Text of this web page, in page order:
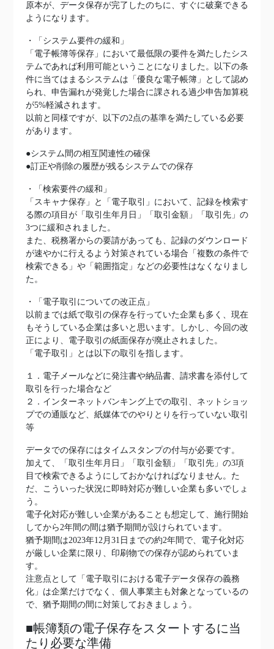
原本が、データ保存が完了したのちに、すぐに破棄できる
ようになります。
・「システム要件の緩和」
「電子帳簿等保存」において最低限の要件を満たしたシス
テムであれば利用可能ということになりました。以下の条
件に当てはまるシステムは「優良な電子帳簿」として認め
られ、申告漏れが発覚した場合に課される過少申告加算税
が5%軽減されます。
以前と同様ですが、以下の2点の基準を満たしている必要
があります。
●システム間の相互関連性の確保
●訂正や削除の履歴が残るシステムでの保存
・「検索要件の緩和」
「スキャナ保存」と「電子取引」において、記録を検索す
る際の項目が「取引生年月日」「取引金額」「取引先」の
3つに緩和されました。
また、税務署からの要請があっても、記録のダウンロード
が速やかに行えるよう対策されている場合「複数の条件で
検索できる」や「範囲指定」などの必要性はなくなりまし
た。
・「電子取引についての改正点」
以前までは紙で取引の保存を行っていた企業も多く、現在
もそうしている企業は多いと思います。しかし、今回の改
正により、電子取引の紙面保存が廃止されました。
「電子取引」とは以下の取引を指します。
１．電子メールなどに発注書や納品書、請求書を添付して
取引を行った場合など
２．インターネットバンキング上での取引、ネットショッ
プでの通販など、紙媒体でのやりとりを行っていない取引
等
データでの保存にはタイムスタンプの付与が必要です。
加えて、「取引生年月日」「取引金額」「取引先」の3項
目で検索できるようにしておかなければなりません。た
だ、こういった状況に即時対応が難しい企業も多いでしょ
う。
電子化対応が難しい企業があることも想定して、施行開始
してから2年間の間は猶予期間が設けられています。
猶予期間は2023年12月31日までの約2年間で、電子化対応
が厳しい企業に限り、印刷物での保存が認められていま
す。
注意点として「電子取引における電子データ保存の義務
化」は企業だけでなく、個人事業主も対象となっているの
で、猶予期間の間に対策しておきましょう。
■帳簿類の電子保存をスタートするに当
たり必要な準備